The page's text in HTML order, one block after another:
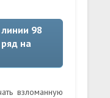
98
на
взломанную